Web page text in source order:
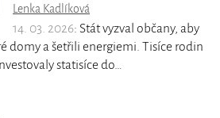
Lenka Kadlíková
14. 03. 2026: Stát vyzval občany, aby
domy a šetřili energiemi. Tisíce rodin
statisíce do…